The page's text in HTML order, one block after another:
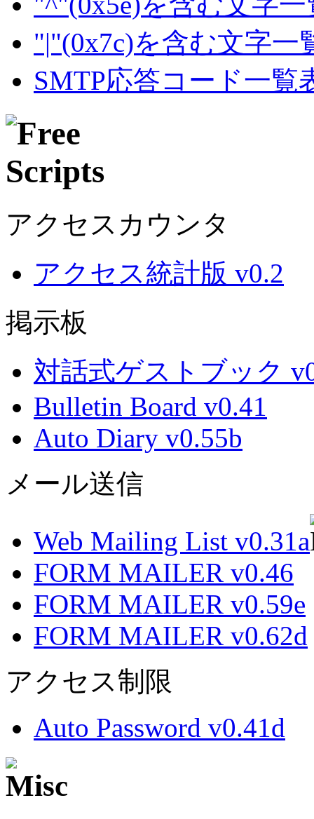
"|"(0x7c)を含む文字一
SMTP応答コード一覧
アクセスカウンタ
アクセス統計版 v0.2
掲示板
対話式ゲストブック
Bulletin Board v0.41
Auto Diary v0.55b
メール送信
Web Mailing List v0.31a
FORM MAILER v0.46
FORM MAILER v0.59e
FORM MAILER v0.62d
アクセス制限
Auto Password v0.41d